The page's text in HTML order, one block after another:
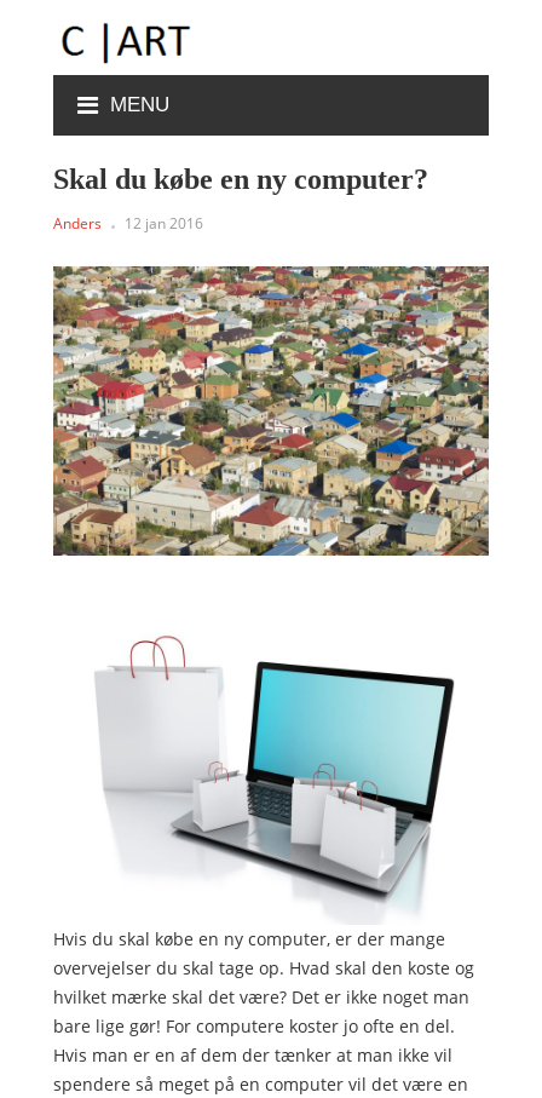
MENU
Skal du købe en ny computer?
Anders 12 jan 2016
Hvis du skal købe en ny computer, er der mange
overvejelser du skal tage op. Hvad skal den koste og
hvilket mærke skal det være? Det er ikke noget man
bare lige gør! For computere koster jo ofte en del.
Hvis man er en af dem der tænker at man ikke vil
spendere så meget på en computer vil det være en